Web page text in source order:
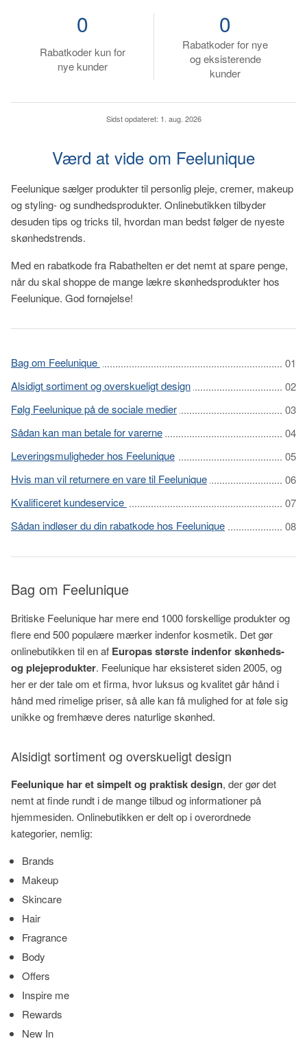
Rabatkoder kun for
nye kunder
0
Rabatkoder for nye
og eksisterende
kunder
0
Sidst opdateret: 1. aug. 2026
Værd at vide om Feelunique
Feelunique sælger produkter til personlig pleje, cremer, makeup
og styling- og sundhedsprodukter. Onlinebutikken tilbyder
desuden tips og tricks til, hvordan man bedst følger de nyeste
skønhedstrends.
Med en rabatkode fra Rabathelten er det nemt at spare penge,
når du skal shoppe de mange lækre skønhedsprodukter hos
Feelunique. God fornøjelse!
Bag om Feelunique
Alsidigt sortiment og overskueligt design
Følg Feelunique på de sociale medier
Sådan kan man betale for varerne
Leveringsmuligheder hos Feelunique
Hvis man vil returnere en vare til Feelunique
Kvalificeret kundeservice
Sådan indløser du din rabatkode hos Feelunique
Bag om Feelunique
Britiske Feelunique har mere end 1000 forskellige produkter og
flere end 500 populære mærker indenfor kosmetik. Det gør
onlinebutikken til en af Europas største indenfor skønheds-
og plejeprodukter. Feelunique har eksisteret siden 2005, og
her er der tale om et firma, hvor luksus og kvalitet går hånd i
hånd med rimelige priser, så alle kan få mulighed for at føle sig
unikke og fremhæve deres naturlige skønhed.
Alsidigt sortiment og overskueligt design
Feelunique har et simpelt og praktisk design, der gør det
nemt at finde rundt i de mange tilbud og informationer på
hjemmesiden. Onlinebutikken er delt op i overordnede
kategorier, nemlig:
Brands
Makeup
Skincare
Hair
Fragrance
Body
Offers
Inspire me
Rewards
New In